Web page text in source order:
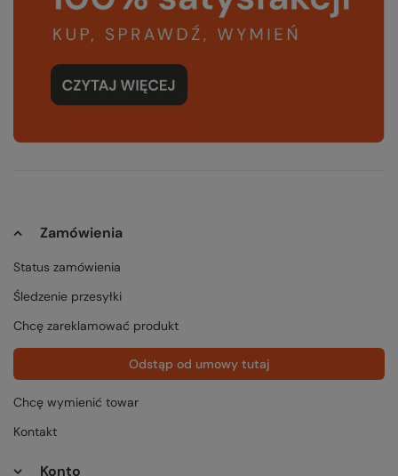
Zamówienia
Status zamówienia
Śledzenie przesyłki
Chcę zareklamować produkt
Odstąp od umowy tutaj
Chcę wymienić towar
Kontakt
Konto